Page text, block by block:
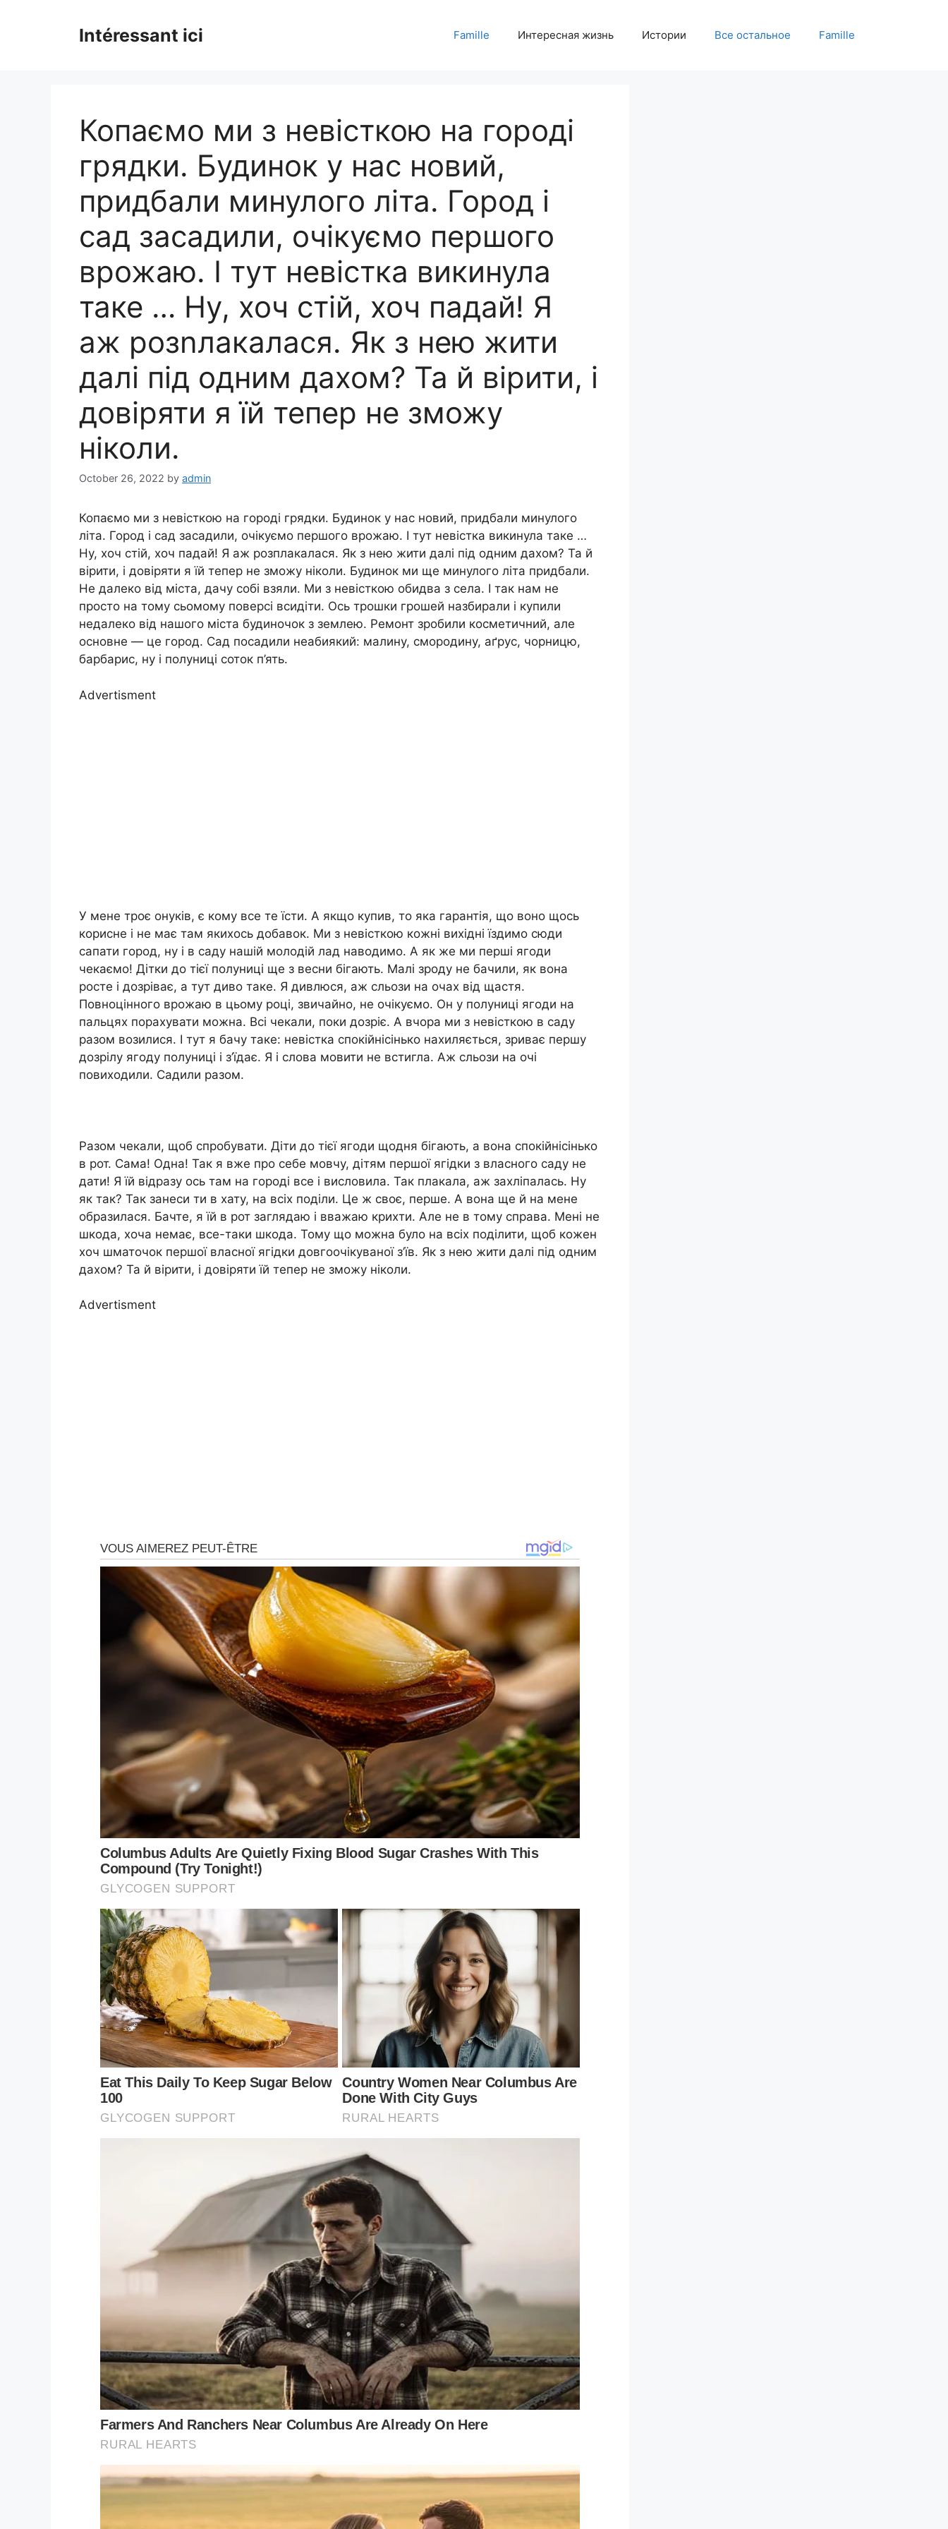
Intéressant ici Famille Интересная жизнь Истории Все остальное Famille
Копаємо ми з невісткою на городі
грядки. Будинок у нас новий,
придбали минулого літа. Город і
сад засадили, очікуємо першого
врожаю. І тут невістка викинула
таке … Ну, хоч стій, хоч падай! Я
аж розnлакалася. Як з нею жити
далі під одним дахом? Та й вірити, і
довіряти я їй тепер не зможу
ніколи.
October 26, 2022 by admin
Копаємо ми з невісткою на городі грядки. Будинок у нас новий, придбали минулого
літа. Город і сад засадили, очікуємо першого врожаю. І тут невістка викинула таке …
Ну, хоч стій, хоч падай! Я аж розплакалася. Як з нею жити далі під одним дахом? Та й
вірити, і довіряти я їй тепер не зможу ніколи. Будинок ми ще минулого літа придбали.
Не далеко від міста, дачу собі взяли. Ми з невісткою обидва з села. І так нам не
просто на тому сьомому поверсі всидіти. Ось трошки грошей назбирали і купили
недалеко від нашого міста будиночок з землею. Ремонт зробили косметичний, але
основне — це город. Сад посадили неабиякий: малину, смородину, аґрус, чорницю,
барбарис, ну і полуниці соток п’ять.
Advertisment
У мене троє онуків, є кому все те їсти. А якщо купив, то яка гарантія, що воно щось
корисне і не має там якихось добавок. Ми з невісткою кожні вихідні їздимо сюди
сапати город, ну і в саду нашій молодій лад наводимо. А як же ми перші ягоди
чекаємо! Дітки до тієї полуниці ще з весни бігають. Малі зроду не бачили, як вона
росте і дозріває, а тут диво таке. Я дивлюся, аж сльози на очах від щастя.
Повноцінного врожаю в цьому році, звичайно, не очікуємо. Он у полуниці ягоди на
пальцях порахувати можна. Всі чекали, поки дозріє. А вчора ми з невісткою в саду
разом возилися. І тут я бачу таке: невістка спокійнісінько нахиляється, зриває першу
дозрілу ягоду полуниці і з’їдає. Я і слова мовити не встигла. Аж сльози на очі
повиходили. Садили разом.
Разом чекали, щоб спробувати. Діти до тієї ягоди щодня бігають, а вона спокійнісінько
в рот. Сама! Одна! Так я вже про себе мовчу, дітям першої ягідки з власного саду не
дати! Я їй відразу ось там на городі все і висловила. Так плакала, аж захліпалась. Ну
як так? Так занеси ти в хату, на всіх поділи. Це ж своє, перше. А вона ще й на мене
образилася. Бачте, я їй в рот заглядаю і вважаю крихти. Але не в тому справа. Мені не
шкода, хоча немає, все-таки шкода. Тому що можна було на всіх поділити, щоб кожен
хоч шматочок першої власної ягідки довгоочікуваної з’їв. Як з нею жити далі під одним
дахом? Та й вірити, і довіряти їй тепер не зможу ніколи.
Advertisment